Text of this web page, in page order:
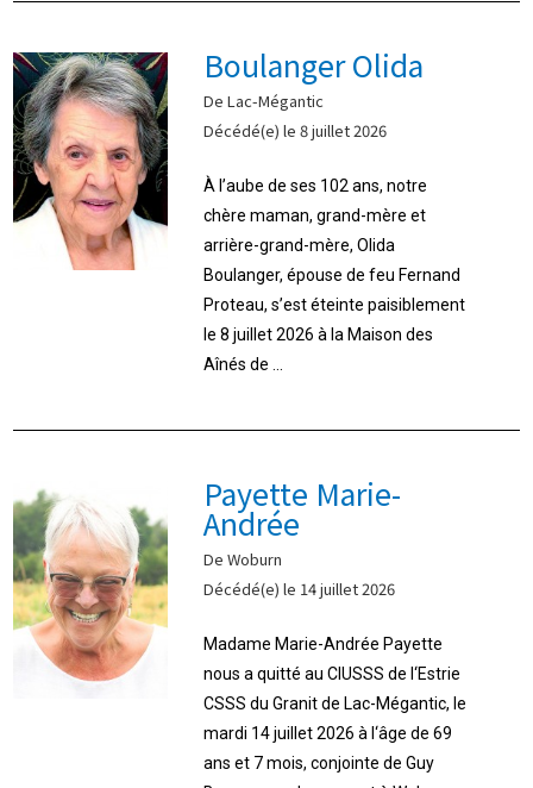
Boulanger Olida
De Lac-Mégantic
Décédé(e) le 8 juillet 2026
À l’aube de ses 102 ans, notre
chère maman, grand-mère et
arrière-grand-mère, Olida
Boulanger, épouse de feu Fernand
Proteau, s’est éteinte paisiblement
le 8 juillet 2026 à la Maison des
Aînés de ...
Payette Marie-
Andrée
De Woburn
Décédé(e) le 14 juillet 2026
Madame Marie-Andrée Payette
nous a quitté au CIUSSS de l‘Estrie
CSSS du Granit de Lac-Mégantic, le
mardi 14 juillet 2026 à l‘âge de 69
ans et 7 mois, conjointe de Guy